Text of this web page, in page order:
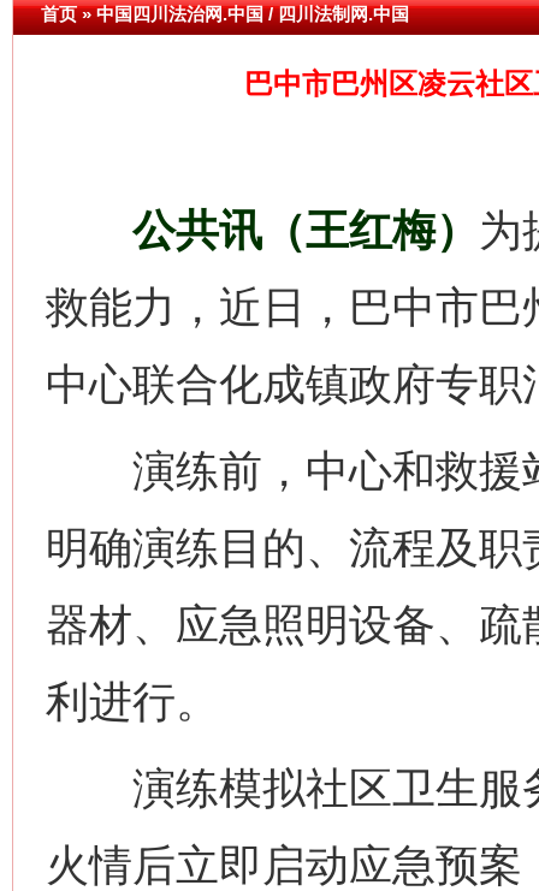
首页»中国四川法治网.中国 / 四川法制网.中国
巴中市巴州区凌云社
公共讯（王红梅） 为
救能力，近日，巴中市
中心联合化成镇政府专
演练前，中心和救援
明确演练目的、流程及
器材、应急照明设备、
利进行。
演练模拟社区卫生服
火情后立即启动应急预